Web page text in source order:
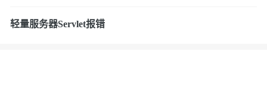
轻量服务器Servlet报错